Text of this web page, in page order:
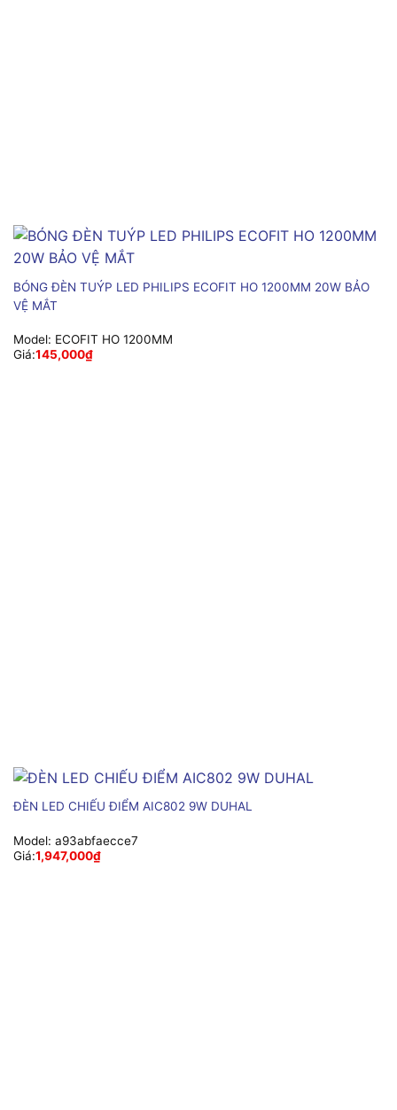
BÓNG ĐÈN TUÝP LED PHILIPS ECOFIT HO 1200MM 20W BẢO
VỆ MẮT
Model: ECOFIT HO 1200MM
Giá:145,000₫
ĐÈN LED CHIẾU ĐIỂM AIC802 9W DUHAL
Model: a93abfaecce7
Giá:1,947,000₫